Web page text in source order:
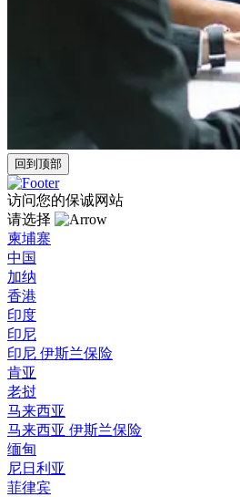
回到顶部
访问您的保诚网站
请选择
柬埔寨
中国
加纳
香港
印度
印尼
印尼 伊斯兰保险
肯亚
老挝
马来西亚
马来西亚 伊斯兰保险
缅甸
尼日利亚
菲律宾